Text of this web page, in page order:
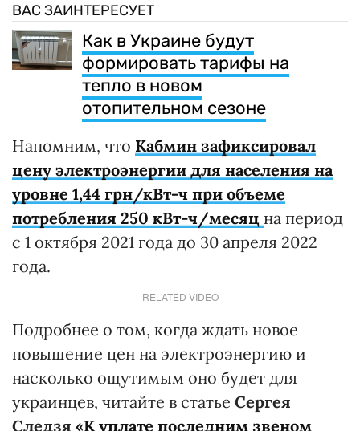
ВАС ЗАИНТЕРЕСУЕТ
Как в Украине будут
формировать тарифы на
тепло в новом
отопительном сезоне
Напомним, что Кабмин зафиксировал
цену электроэнергии для населения на
уровне 1,44 грн/кВт-ч при объеме
потребления 250 кВт-ч/месяц на период
с 1 октября 2021 года до 30 апреля 2022
года.
RELATED VIDEO
Подробнее о том, когда ждать новое
повышение цен на электроэнергию и
насколько ощутимым оно будет для
украинцев, читайте в статье Сергея
Следзя «К уплате последним звеном